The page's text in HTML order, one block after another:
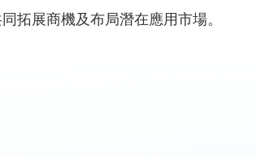
拓展商機及布局潛在應用市場。